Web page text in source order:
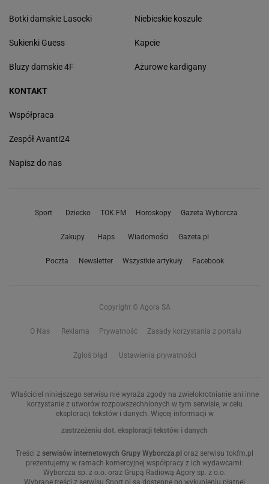
Botki damskie Lasocki
Sukienki Guess
Bluzy damskie 4F
Niebieskie koszule
Kapcie
Ażurowe kardigany
KONTAKT
Współpraca
Zespół Avanti24
Napisz do nas
Sport Dziecko TOK FM Horoskopy Gazeta Wyborcza
Zakupy Haps Wiadomości Gazeta.pl
Poczta Newsletter Wszystkie artykuły Facebook
Copyright © Agora SA
O Nas Reklama Prywatność Zasady korzystania z portalu
Zgłoś błąd Ustawienia prywatności
Właściciel niniejszego serwisu nie wyraża zgody na zwielokrotnianie ani inne
korzystanie z utworów rozpowszechnionych w tym serwisie, w celu
eksploracji tekstów i danych. Więcej informacji w
zastrzeżeniu dot. eksploracji tekstów i danych
Treści z serwisów internetowych Grupy Wyborcza.pl oraz serwisu tokfm.pl
prezentujemy w ramach komercyjnej współpracy z ich wydawcami:
Wyborcza sp. z o.o. oraz Grupą Radiową Agory sp. z o.o.
Wybrane treści z serwisu Sport.pl są dostępne po wykupieniu płatnej